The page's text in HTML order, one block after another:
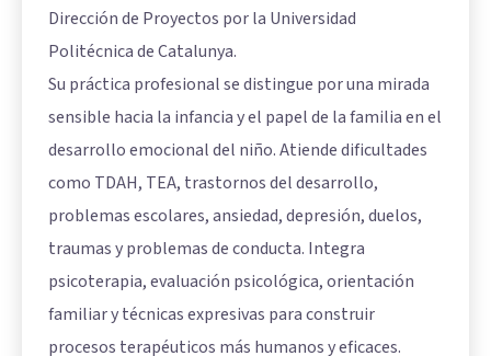
Dirección de Proyectos por la Universidad
Politécnica de Catalunya.
Su práctica profesional se distingue por una mirada
sensible hacia la infancia y el papel de la familia en el
desarrollo emocional del niño. Atiende dificultades
como TDAH, TEA, trastornos del desarrollo,
problemas escolares, ansiedad, depresión, duelos,
traumas y problemas de conducta. Integra
psicoterapia, evaluación psicológica, orientación
familiar y técnicas expresivas para construir
procesos terapéuticos más humanos y eficaces.